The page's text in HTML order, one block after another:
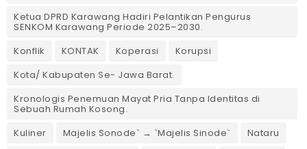
Ketua DPRD Karawang Hadiri Pelantikan Pengurus
SENKOM Karawang Periode 2025–2030. ‎
Konflik
KONTAK Koperasi
Korupsi
Kota/ Kabupaten Se- Jawa Barat.
Kronologis Penemuan Mayat Pria Tanpa Identitas di
Sebuah Rumah Kosong.
Kuliner
Majelis Sonode` → `Majelis Sinode`
Nataru